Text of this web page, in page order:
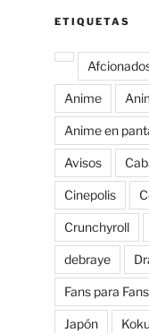
ETIQUETAS
Anime
Anime en
Avisos
Cinepolis
Crunchyroll
debraye
Fans para Fans
Japón